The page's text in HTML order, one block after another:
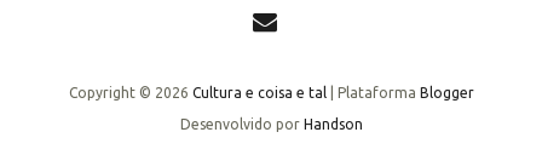
Copyright © 2026 Cultura e coisa e tal| Plataforma Blogger
Desenvolvido por Handson